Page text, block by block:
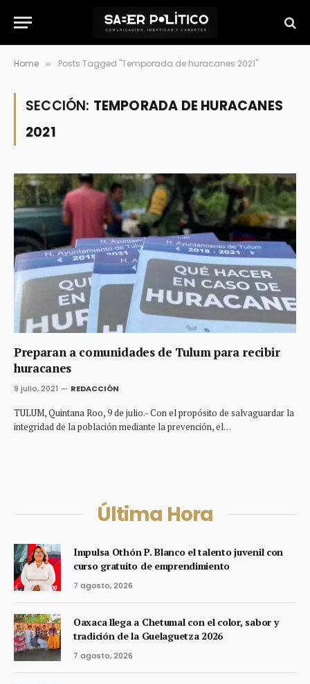
Home » Posts Tagged "Temporada de huracanes 2021"
SECCIÓN: TEMPORADA DE HURACANES
2021
Preparan a comunidades de Tulum para recibir
huracanes
9 julio, 2021 REDACCIÓN
TULUM, Quintana Roo, 9 de julio.- Con el propósito de salvaguardar la
integridad de la población mediante la prevención, el…
Última Hora
Impulsa Othón P. Blanco el talento juvenil con
curso gratuito de emprendimiento
7 agosto, 2026
Oaxaca llega a Chetumal con el color, sabor y
tradición de la Guelaguetza 2026
7 agosto, 2026